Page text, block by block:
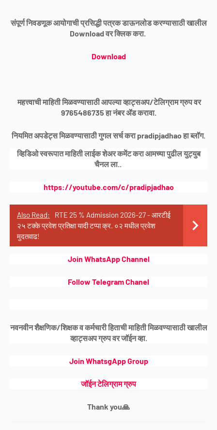
संपूर्ण निवडणूक आयोगाची प्रसिद्धी पत्रक डाऊनलोड करण्यासाठी खालील
Download वर क्लिक करा.
Download
महत्त्वाची माहिती मिळवण्यासाठी आपल्या व्हाट्सअप/टेलिग्राम ग्रुप वर
9765486735 हा नंबर ॲड करावा.
नियमित अपडेट्स मिळवण्यासाठी गुगल सर्च करा pradipjadhao हा ब्लॉग.
व्हिडिओ स्वरूपात माहिती लाईक शेअर कमेंट करा आमच्या पुढील युट्युब
चैनल ला..
https://youtube.com/c/pradipjadhao
Also Read:
RTE 25 % Admission 2026-27 - आरटीई
२५ टक्के प्रवेश प्रतिक्षा यादी टप्पा क्र. ०२ मधील प्रवेश
मुदतवाढ!
Join WhatsApp Channel
Follow Telegram Chanel
नवनवीन शैक्षणिक/शिक्षक व कर्मचारी हिताची माहिती मिळवण्यासाठी खालील
व्हाट्सअप ग्रुप वर जॉईन व्हा.
Join WhatsgApp Group
जॉईन टेलिग्राम ग्रुप
Thank you🙏